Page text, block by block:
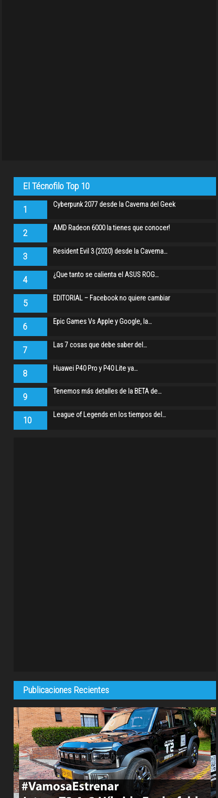
El Técnofilo Top 10
1 Cyberpunk 2077 desde la Caverna del Geek
2 AMD Radeon 6000 la tienes que conocer!
3 Resident Evil 3 (2020) desde la Caverna…
4 ¿Que tanto se calienta el ASUS ROG…
5 EDITORIAL – Facebook no quiere cambiar
6 Epic Games Vs Apple y Google, la…
7 Las 7 cosas que debe saber del…
8 Huawei P40 Pro y P40 Lite ya…
9 Tenemos más detalles de la BETA de…
10 League of Legends en los tiempos del…
Publicaciones Recientes